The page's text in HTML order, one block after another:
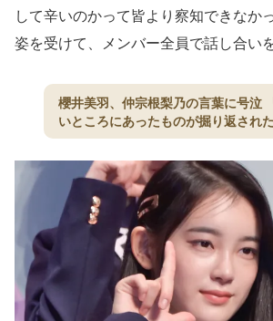
して辛いのかって皆より察知できなか
姿を受けて、メンバー全員で話し合い
櫻井美羽、仲宗根梨乃の言葉に号泣
いところにあったものが掘り返された